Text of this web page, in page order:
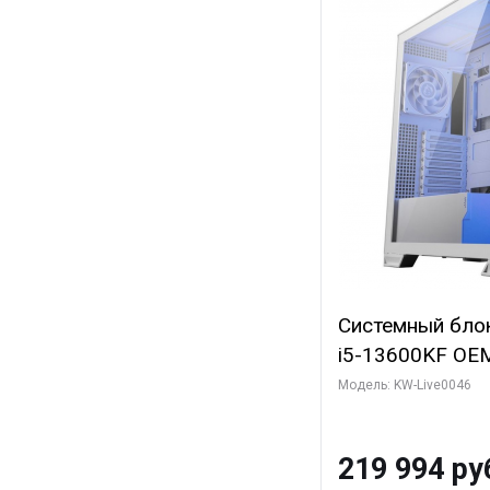
Системный
i5-13600KF
7, C14 8EC/
SSD)
Модель: KW-Live0046
219 994